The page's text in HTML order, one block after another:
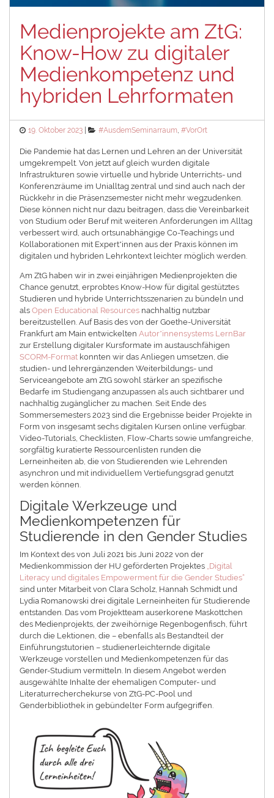
Medienprojekte am ZtG:
Know-How zu digitaler
Medienkompetenz und
hybriden Lehrformaten
Posted
19. Oktober 2023 Categories
#AusdemSeminarraum,#VorOrt
Die Pandemie hat das Lernen und Lehren an der Universität
umgekrempelt. Von jetzt auf gleich wurden digitale
Infrastrukturen sowie virtuelle und hybride Unterrichts- und
Konferenzräume im Unialltag zentral und sind auch nach der
Rückkehr in die Präsenzsemester nicht mehr wegzudenken.
Diese können nicht nur dazu beitragen, dass die Vereinbarkeit
von Studium oder Beruf mit weiteren Anforderungen im Alltag
verbessert wird, auch ortsunabhängige Co-Teachings und
Kollaborationen mit Expert*innen aus der Praxis können im
digitalen und hybriden Lehrkontext leichter möglich werden.
Am ZtG haben wir in zwei einjährigen Medienprojekten die
Chance genutzt, erprobtes Know-How für digital gestütztes
Studieren und hybride Unterrichtsszenarien zu bündeln und
alsOpen Educational Resources nachhaltig nutzbar
bereitzustellen. Auf Basis des von der Goethe-Universität
Frankfurt am Main entwickeltenAutor*innensystems LernBar
zur Erstellung digitaler Kursformate im austauschfähigen
SCORM-Format konnten wir das Anliegen umsetzen, die
studien- und lehrergänzenden Weiterbildungs- und
Serviceangebote am ZtG sowohl stärker an spezifische
Bedarfe im Studiengang anzupassen als auch sichtbarer und
nachhaltig zugänglicher zu machen. Seit Ende des
Sommersemesters 2023 sind die Ergebnisse beider Projekte in
Form von insgesamt sechs digitalen Kursen online verfügbar.
Video-Tutorials, Checklisten, Flow-Charts sowie umfangreiche,
sorgfältig kuratierte Ressourcenlisten runden die
Lerneinheiten ab, die von Studierenden wie Lehrenden
asynchron und mit individuellem Vertiefungsgrad genutzt
werden können.
Digitale Werkzeuge und
Medienkompetenzen für
Studierende in den Gender Studies
Im Kontext des von Juli 2021 bis Juni 2022 von der
Medienkommission der HU geförderten Projektes „Digital
Literacy und digitales Empowerment für die Gender Studies“
sind unter Mitarbeit von Clara Scholz, Hannah Schmidt und
Lydia Romanowski drei digitale Lerneinheiten für Studierende
entstanden. Das vom Projektteam auserkorene Maskottchen
des Medienprojekts, der zweihörnige Regenbogenfisch, führt
durch die Lektionen, die – ebenfalls als Bestandteil der
Einführungstutorien – studienerleichternde digitale
Werkzeuge vorstellen und Medienkompetenzen für das
Gender-Studium vermitteln. In diesem Angebot werden
ausgewählte Inhalte der ehemaligen Computer- und
Literaturrecherchekurse von ZtG-PC-Pool und
Genderbibliothek in gebündelter Form aufgegriffen.